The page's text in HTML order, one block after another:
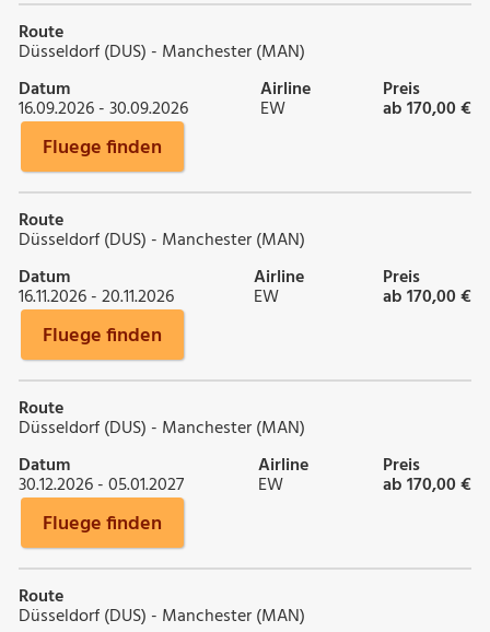
Route
Düsseldorf (DUS) - Manchester (MAN)
Datum
16.09.2026 - 30.09.2026
Airline
EW
Preis
ab 170,00 €
Fluege finden
Route
Düsseldorf (DUS) - Manchester (MAN)
Datum
16.11.2026 - 20.11.2026
Airline
EW
Preis
ab 170,00 €
Fluege finden
Route
Düsseldorf (DUS) - Manchester (MAN)
Datum
30.12.2026 - 05.01.2027
Airline
EW
Preis
ab 170,00 €
Fluege finden
Route
Düsseldorf (DUS) - Manchester (MAN)